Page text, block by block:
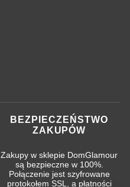
BEZPIECZEŃSTWO
ZAKUPÓW
Zakupy w sklepie DomGlamour
są bezpieczne w 100%.
Połączenie jest szyfrowane
protokołem SSL, a płatności